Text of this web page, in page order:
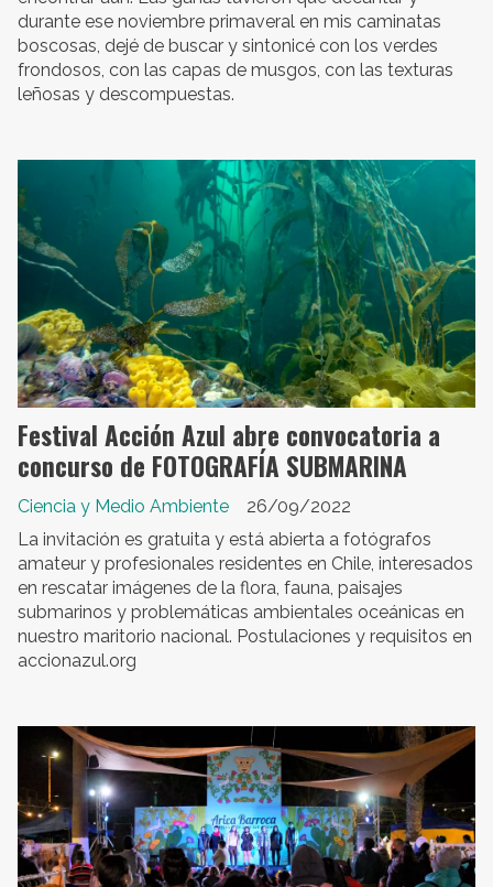
durante ese noviembre primaveral en mis caminatas
boscosas, dejé de buscar y sintonicé con los verdes
frondosos, con las capas de musgos, con las texturas
leñosas y descompuestas.
Festival Acción Azul abre convocatoria a
concurso de FOTOGRAFÍA SUBMARINA
Ciencia y Medio Ambiente
26/09/2022
La invitación es gratuita y está abierta a fotógrafos
amateur y profesionales residentes en Chile, interesados
en rescatar imágenes de la flora, fauna, paisajes
submarinos y problemáticas ambientales oceánicas en
nuestro maritorio nacional. Postulaciones y requisitos en
accionazul.org